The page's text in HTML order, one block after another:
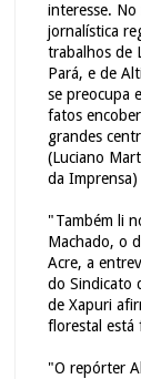
interesse. No
jornalística
trabalhos de
Pará, e de
se preocupa
fatos
grandes
(Luciano
da Imprensa)
"Também li
Machado, o
Acre, a
do Sindicato
de Xapuri
florestal está
"O repórter